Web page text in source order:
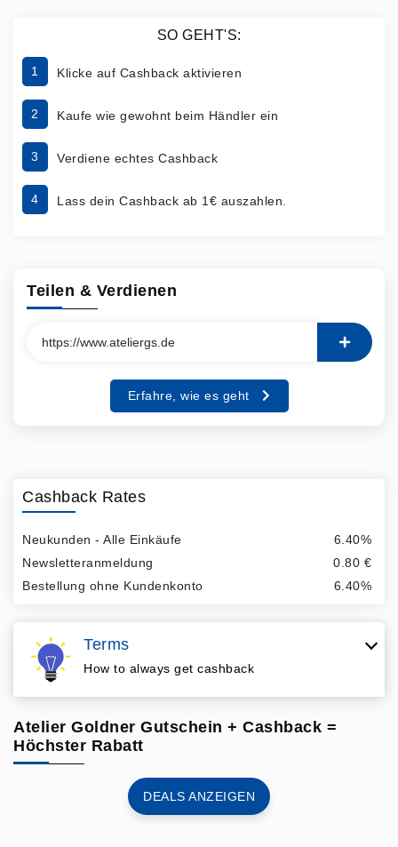
SO GEHT'S:
1 Klicke auf Cashback aktivieren
2 Kaufe wie gewohnt beim Händler ein
3 Verdiene echtes Cashback
4 Lass dein Cashback ab 1€ auszahlen.
Teilen & Verdienen
Erfahre, wie es geht
Cashback Rates
Neukunden - Alle Einkäufe
6.40%
Newsletteranmeldung
0.80 €
Bestellung ohne Kundenkonto
6.40%
Terms
How to always get cashback
Atelier Goldner Gutschein + Cashback =
Höchster Rabatt
DEALS ANZEIGEN